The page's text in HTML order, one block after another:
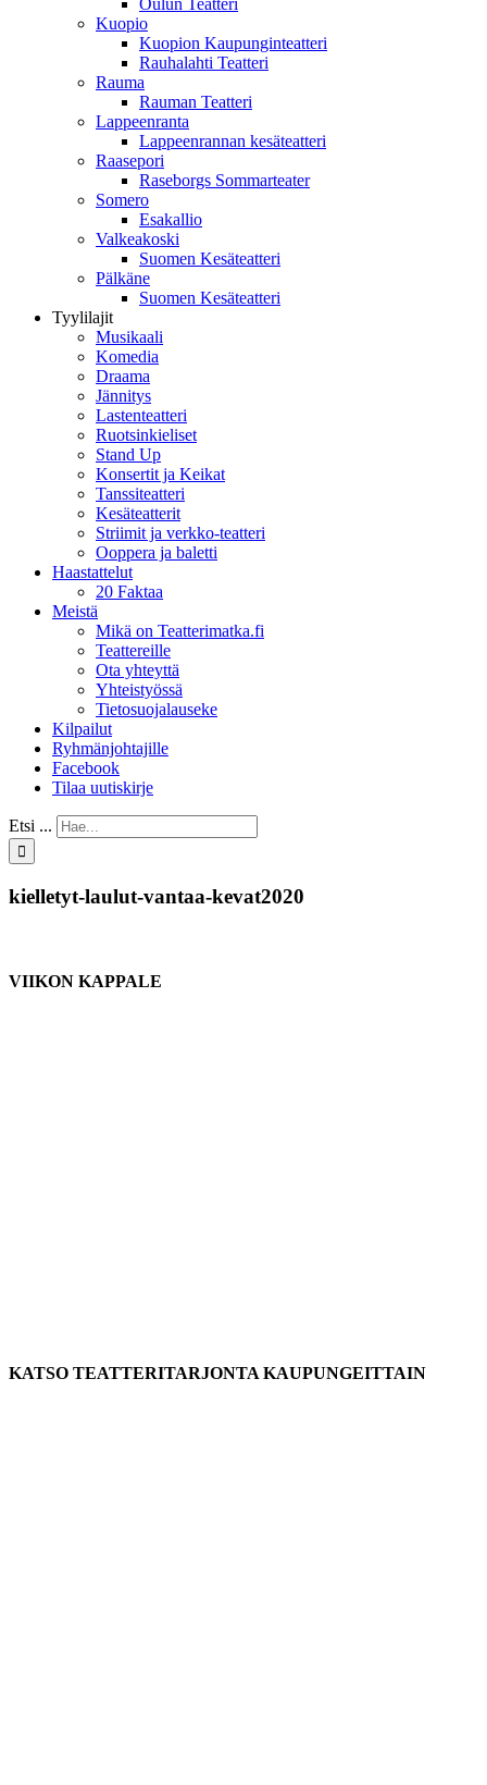
Oulun Teatteri
Kuopio
Kuopion Kaupunginteatteri
Rauhalahti Teatteri
Rauma
Rauman Teatteri
Lappeenranta
Lappeenrannan kesäteatteri
Raasepori
Raseborgs Sommarteater
Somero
Esakallio
Valkeakoski
Suomen Kesäteatteri
Pälkäne
Suomen Kesäteatteri
Tyylilajit
Musikaali
Komedia
Draama
Jännitys
Lastenteatteri
Ruotsinkieliset
Stand Up
Konsertit ja Keikat
Tanssiteatteri
Kesäteatterit
Striimit ja verkko-teatteri
Ooppera ja baletti
Haastattelut
20 Faktaa
Meistä
Mikä on Teatterimatka.fi
Teattereille
Ota yhteyttä
Yhteistyössä
Tietosuojalauseke
Kilpailut
Ryhmänjohtajille
Facebook
Tilaa uutiskirje
Etsi ...
kielletyt-laulut-vantaa-kevat2020
VIIKON KAPPALE
KATSO TEATTERITARJONTA KAUPUNGEITTAIN